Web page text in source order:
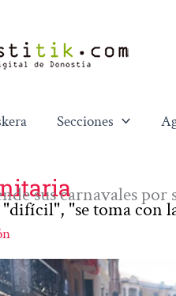
Secciones
sus carnavales
"se toma con